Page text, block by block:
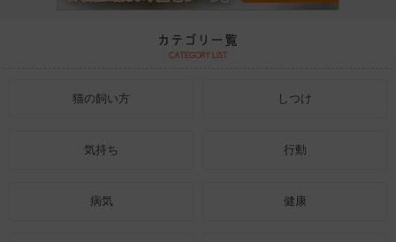
猫の飼い方 しつけ
気持ち 行動
病気 健康